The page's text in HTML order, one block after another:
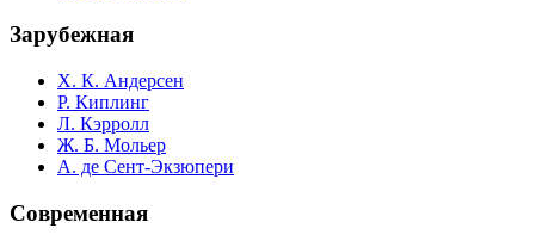
Зарубежная
Х. К. Андерсен
Р. Киплинг
Л. Кэрролл
Ж. Б. Мольер
А. де Сент-Экзюпери
Современная